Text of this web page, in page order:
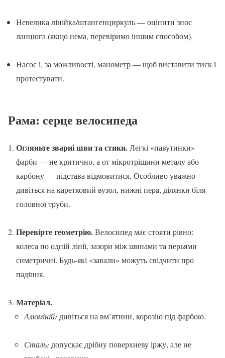
Невелика лінійка/штангенциркуль — оцінити знос
ланцюга (якщо нема, перевіримо іншим способом).
Насос і, за можливості, манометр — щоб виставити тиск і
протестувати.
Рама: серце велосипеда
Огляньте зварні шви та стики.Легкі «павутинки»
фарби — не критично, а от мікротріщини металу або
карбону — підстава відмовитися. Особливо уважно
дивіться на каретковий вузол, нижні пера, ділянки біля
головної труби.
Перевірте геометрію.Велосипед має стояти рівно:
колеса по одній лінії, зазори між шинами та перьями
симетричні. Будь-які «завали» можуть свідчити про
падіння.
Матеріал.
Алюміній: дивіться на вм’ятини, корозію під фарбою.
Сталь: допускає дрібну поверхневу іржу, але не